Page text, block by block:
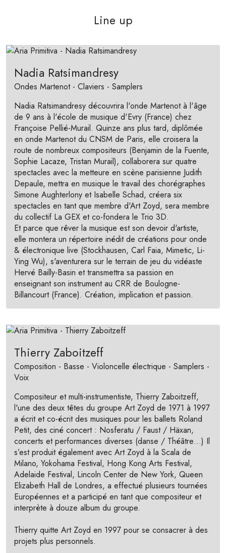
Line up
Nadia Ratsimandresy
Ondes Martenot - Claviers - Samplers
Nadia Ratsimandresy découvrira l'onde Martenot à l'âge
de 9 ans à l'école de musique d'Evry (France) chez
Françoise Pellié-Murail. Quinze ans plus tard, diplômée
en onde Martenot du CNSM de Paris, elle croisera la
route de nombreux compositeurs (Benjamin de la Fuente,
Sophie Lacaze, Tristan Murail), collaborera sur quatre
spectacles avec la metteure en scène parisienne Judith
Depaule, mettra en musique le travail des chorégraphes
Simone Aughterlony et Isabelle Schad, créera six
spectacles en tant que membre d'Art Zoyd, sera membre
du collectif La GEX et co-fondera le Trio 3D.
Et parce que rêver la musique est son devoir d'artiste,
elle montera un répertoire inédit de créations pour onde
& électronique live (Stockhausen, Carl Faia, Mimetic, Li-
Ying Wu), s'aventurera sur le terrain de jeu du vidéaste
Hervé Bailly-Basin et transmettra sa passion en
enseignant son instrument au CRR de Boulogne-
Billancourt (France). Création, implication et passion.
Thierry Zaboitzeff
Composition - Basse - Violoncelle électrique - Samplers -
Voix
Compositeur et multi-instrumentiste, Thierry Zaboitzeff,
l'une des deux têtes du groupe Art Zoyd de 1971 à 1997
a écrit et co-écrit des musiques pour les ballets Roland
Petit, des ciné concert : Nosferatu / Faust / Häxan,
concerts et performances diverses (danse / Théâtre…) Il
s’est produit également avec Art Zoyd à la Scala de
Milano, Yokohama Festival, Hong Kong Arts Festival,
Adelaide Festival, Lincoln Center de New York, Queen
Elizabeth Hall de Londres, a effectué plusieurs tournées
Européennes et a participé en tant que compositeur et
interprète à douze album du groupe.
Thierry quitte Art Zoyd en 1997 pour se consacrer à des
projets plus personnels.